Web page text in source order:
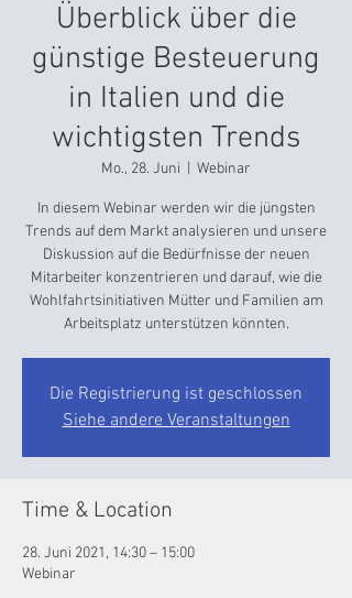
Überblick über die
günstige Besteuerung
in Italien und die
wichtigsten Trends
Mo., 28. Juni Webinar
In diesem Webinar werden wir die jüngsten
Trends auf dem Markt analysieren und unsere
Diskussion auf die Bedürfnisse der neuen
Mitarbeiter konzentrieren und darauf, wie die
Wohlfahrtsinitiativen Mütter und Familien am
Arbeitsplatz unterstützen könnten.
Die Registrierung ist geschlossen
Siehe andere Veranstaltungen
Time & Location
28. Juni 2021, 14:30 – 15:00
Webinar